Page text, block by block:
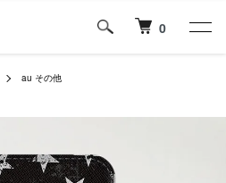
0
au その他